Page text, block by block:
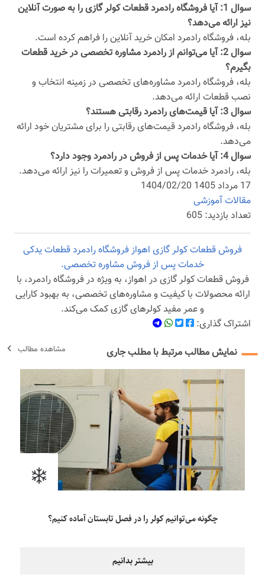
سوال 1: آیا فروشگاه رادمرد قطعات کولر گازی را به صورت آنلاین
نیز ارائه می‌دهد؟
بله، فروشگاه رادمرد امکان خرید آنلاین را فراهم کرده است.
سوال 2: آیا می‌توانم از رادمرد مشاوره تخصصی در خرید قطعات
بگیرم؟
بله، فروشگاه رادمرد مشاوره‌های تخصصی در زمینه انتخاب و
نصب قطعات ارائه می‌دهد.
سوال 3: آیا قیمت‌های رادمرد رقابتی هستند؟
بله، فروشگاه رادمرد قیمت‌های رقابتی را برای مشتریان خود ارائه
می‌دهد.
سوال 4: آیا خدمات پس از فروش در رادمرد وجود دارد؟
بله، رادمرد خدمات پس از فروش و تعمیرات را نیز ارائه می‌دهد.
17 مرداد 1405 1404/02/20
مقالات آموزشی
تعداد بازدید: 605
فروش قطعات کولر گازی اهوازفروشگاه رادمردقطعات یدکی
خدمات پس از فروشمشاوره تخصصی.
فروش قطعات کولر گازی در اهواز، به ویژه در فروشگاه رادمرد، با
ارائه محصولات با کیفیت و مشاوره‌های تخصصی، به بهبود کارایی
و عمر مفید کولرهای گازی کمک می‌کند.
اشتراک گذاری:
نمایش مطالب مرتبط با مطلب جاری
مشاهده مطالب
چگونه می‌توانیم کولر را در فصل تابستان آماده کنیم؟
بیشتر بدانیم